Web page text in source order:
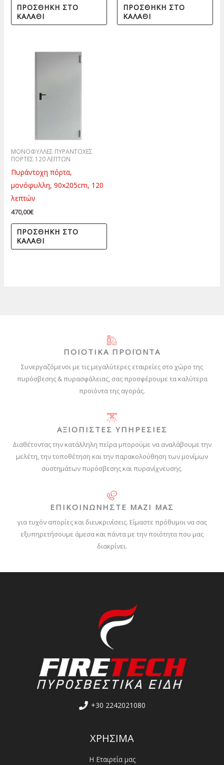
ΠΡΟΣΘΉΚΗ ΣΤΟ
ΚΑΛΆΘΙ
ΠΡΟΣΘΉΚΗ ΣΤΟ
ΚΑΛΆΘΙ
ΜΟΝΟΦΥΛΛΕΣ ΠΥΡΑΝΤΟΧΕΣ
ΠΟΡΤΕΣ 120 ΛΕΠΤΩΝ
Πυράντοχη πόρτα,
μονόφυλλη, 90x205cm, 120
λεπτών
470,00€
ΠΡΟΣΘΉΚΗ ΣΤΟ
ΚΑΛΆΘΙ
ΠΟΙΟΤΙΚΑ ΠΡΟΪΟΝΤΑ
Συνεργαζόμενοι με τις μεγαλύτερες εταιρείες στο χώρο της
πυρόσβεσης & πυρασφάλειας, σας προσφέρουμε τα καλύτερα
προϊόντα της αγοράς.
ΑΞΙΟΠΙΣΤΕΣ ΥΠΗΡΕΣΙΕΣ
Διαθέτοντας την κατάλληλη πείρα μπορούμε να αναλάβουμε την
μελέτη, την τοποθέτηση και την παρακολούθηση των μονίμων
συστημάτων πυρόσβεσης και πυρανίχνευσης.
ΕΠΙΚΟΙΝΩΝΗΣΤΕ ΜΑΖΙ ΜΑΣ
για τυχόν απορίες και διευκρινίσεις. Είμαστε πρόθυμοι να σας
εξυπηρετήσουμε άμεσα και πάντα με την ποιότητα που μας
διακρίνει.
+30 2242021080
ΧΡΗΣΙΜΑ
Η Εταιρεία μας